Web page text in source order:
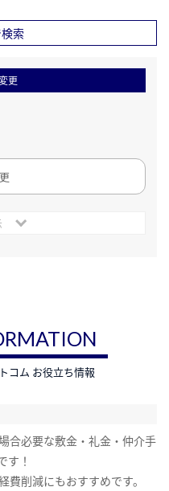
索
更
コム お役立ち情報
合必要な敷金・礼金・仲介手
す！
費削減にもおすすめです。